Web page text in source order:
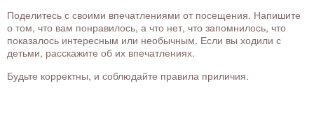
Поделитесь с своими впечатлениями от посещения. Напишите
о том, что вам понравилось, а что нет, что запомнилось, что
показалось интересным или необычным. Если вы ходили с
детьми, расскажите об их впечатлениях.
Будьте корректны, и соблюдайте правила приличия.